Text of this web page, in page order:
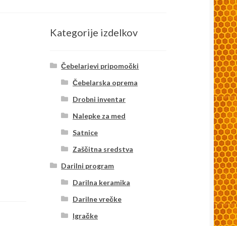
Kategorije izdelkov
Čebelarjevi pripomočki
Čebelarska oprema
Drobni inventar
Nalepke za med
Satnice
Zaščitna sredstva
Darilni program
Darilna keramika
Darilne vrečke
Igračke